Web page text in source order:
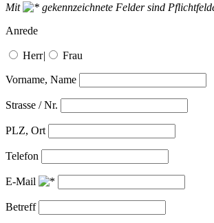
Mit
gekennzeichnete Felder sind
Anrede
Herr| Frau
Vorname, Name
Strasse / Nr.
PLZ, Ort
Telefon
E-Mail
Betreff